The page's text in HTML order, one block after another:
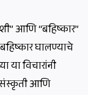
आणि “बहिष्कार”
घालण्याचे
विचारांनी
संस्कृती आणि